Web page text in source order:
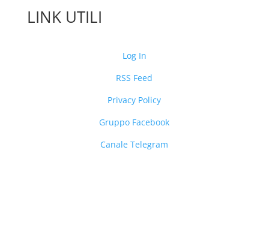
LINK UTILI
Log In
RSS Feed
Privacy Policy
Gruppo Facebook
Canale Telegram